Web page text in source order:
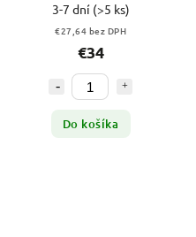
3-7 dní (>5 ks)
€27,64 bez DPH
€34
Do košíka